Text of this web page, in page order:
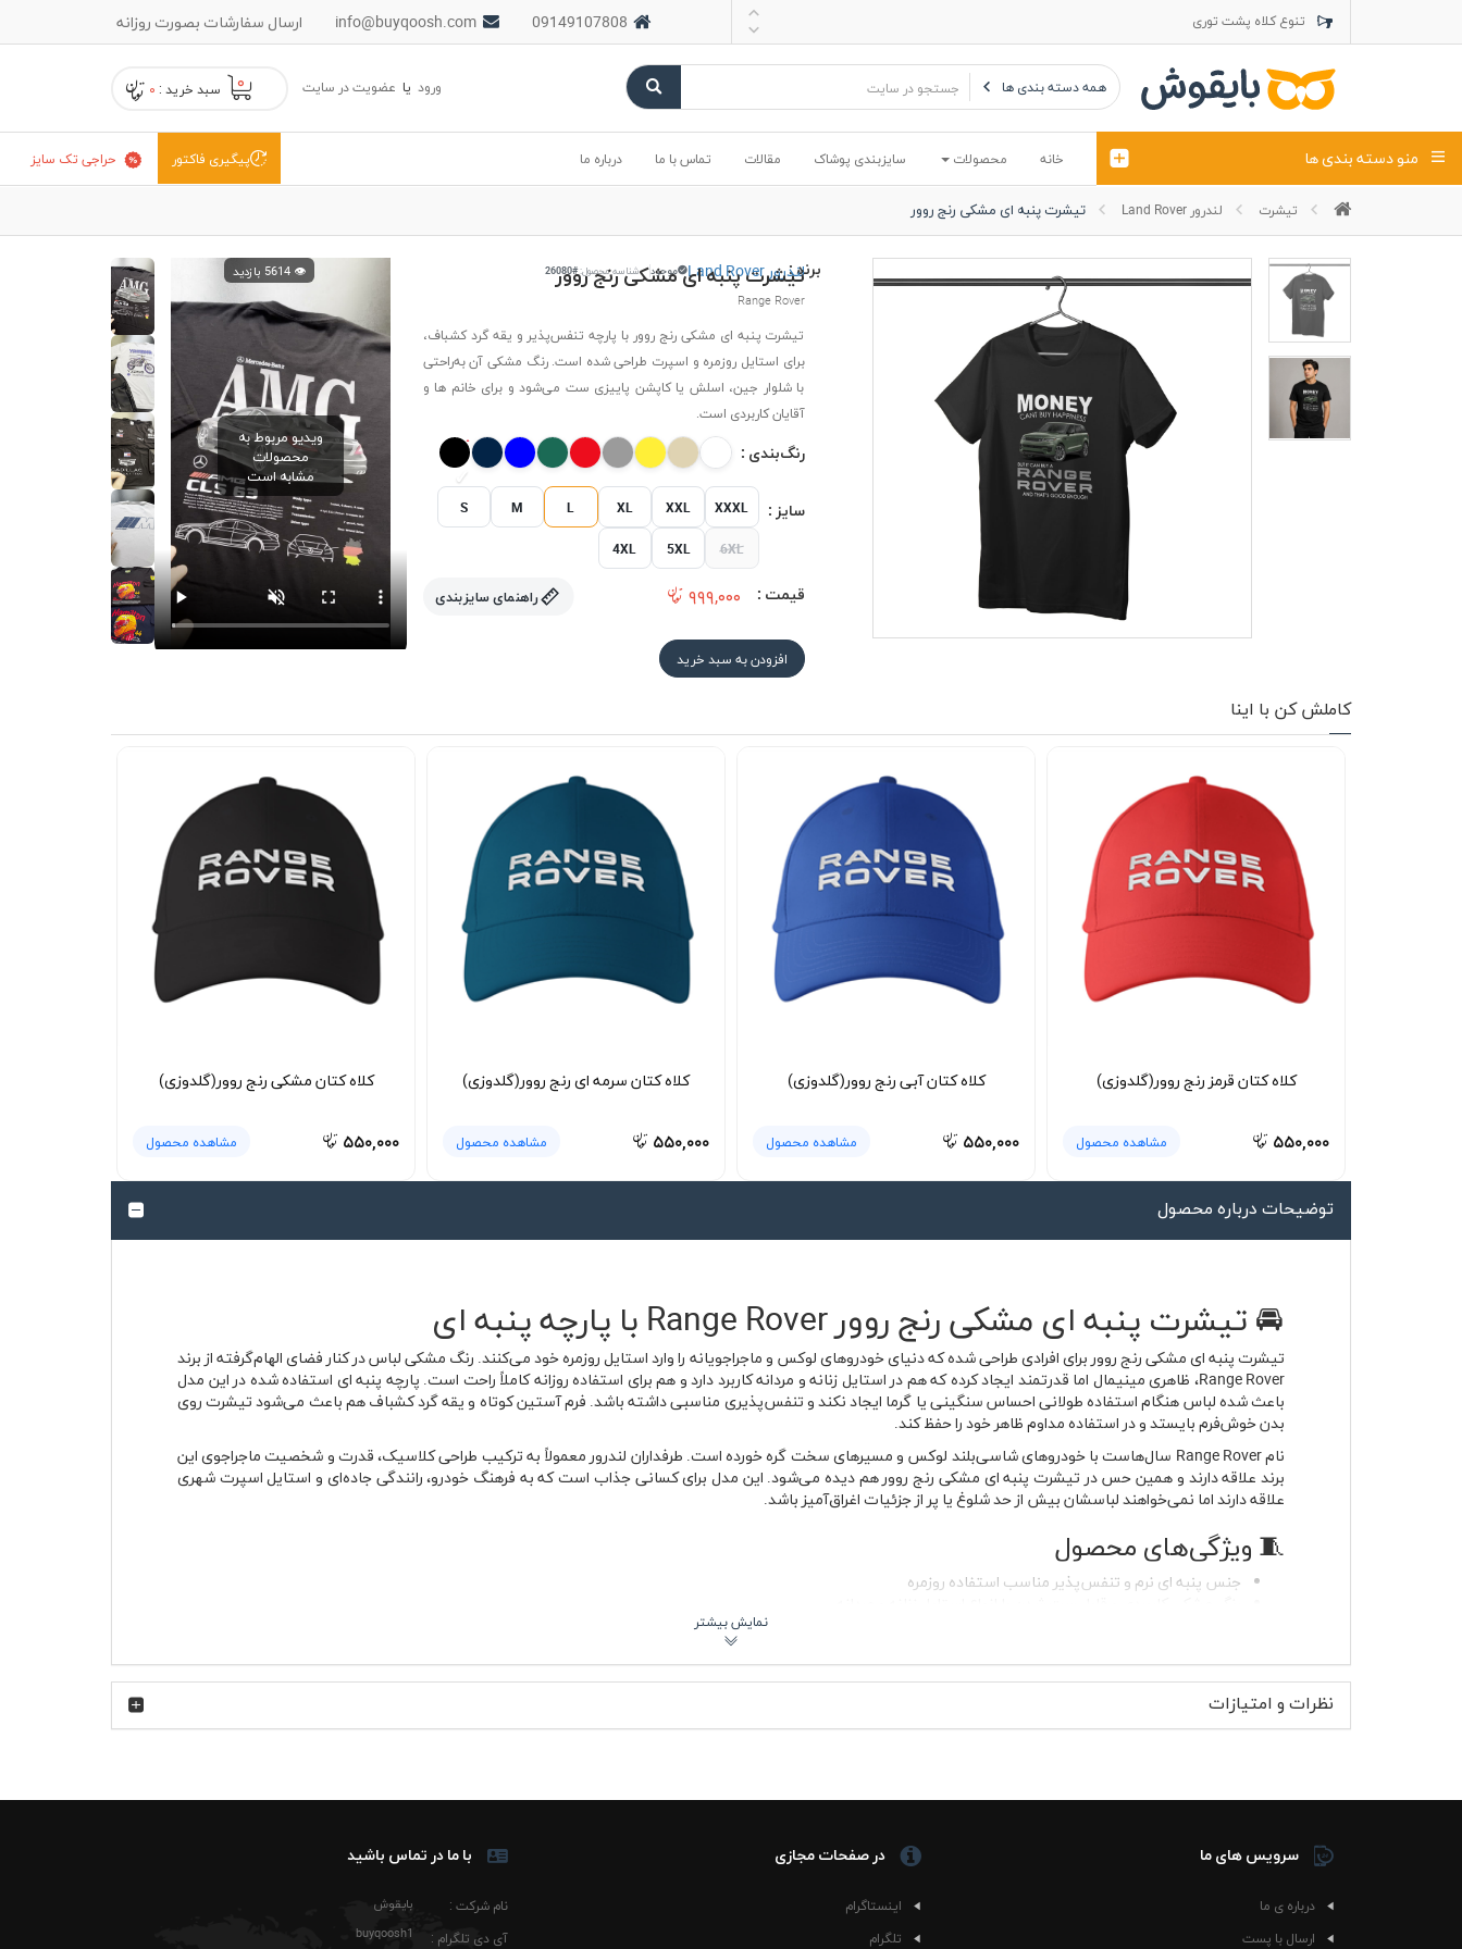
تنوع کلاه پشت توری
تنوع کلاه کتان
تنوع تراول ماک
ارسال سفارشات بصورت روزانه info@buyqoosh.com 09149107808
همه دسته بندی ها ۰ سبد خرید : ۰ ورود یا عضویت در سایت
حراجی تک سایز پیگیری فاکتور خانه محصولات سایزبندی پوشاک مقالات تماس با ما درباره ما منو دسته بندی ها
پولوشرت آستین بلند
تیشرت لندرور Land Rover تیشرت پنبه ای مشکی رنج روور
تیشرت پنبه ای مشکی رنج روور
Range Rover
برند :لندرور Land Rover موجود شناسه محصول:#26080
تیشرت پنبه ای مشکی رنج روور با پارچه تنفس‌پذیر و یقه گرد کشباف،
برای استایل روزمره و اسپرت طراحی شده است. رنگ مشکی آن به‌راحتی
با شلوار جین، اسلش یا کاپشن پاییزی ست می‌شود و برای خانم ها و
آقایان کاربردی است.
رنگ‌بندی :
سایز : S M L XL XXL XXXL
4XL 5XL 6XL
قیمت : ۹۹۹,۰۰۰ راهنمای سایزبندی
افزودن به سبد خرید
👁️ 5614 بازدید
ویدیو مربوط به
محصولات
مشابه است
کاملش کن با اینا
کلاه کتان قرمز رنج روور(گلدوزی)
۵۵۰,۰۰۰ مشاهده محصول
کلاه کتان آبی رنج روور(گلدوزی)
۵۵۰,۰۰۰ مشاهده محصول
کلاه کتان سرمه ای رنج روور(گلدوزی)
۵۵۰,۰۰۰ مشاهده محصول
کلاه کتان مشکی رنج روور(گلدوزی)
۵۵۰,۰۰۰ مشاهده محصول
توضیحات درباره محصول
🚘 تیشرت پنبه ای مشکی رنج روور Range Rover با پارچه پنبه ای
تیشرت پنبه ای مشکی رنج روور برای افرادی طراحی شده که دنیای خودروهای لوکس و ماجراجویانه را وارد استایل روزمره خود می‌کنند. رنگ مشکی لباس در کنار فضای الهام‌گرفته از برند
Range Rover، ظاهری مینیمال اما قدرتمند ایجاد کرده که هم در استایل زنانه و مردانه کاربرد دارد و هم برای استفاده روزانه کاملاً راحت است. پارچه پنبه ای استفاده شده در این مدل
باعث شده لباس هنگام استفاده طولانی احساس سنگینی یا گرما ایجاد نکند و تنفس‌پذیری مناسبی داشته باشد. فرم آستین کوتاه و یقه گرد کشباف هم باعث می‌شود تیشرت روی
بدن خوش‌فرم بایستد و در استفاده مداوم ظاهر خود را حفظ کند.
نام Range Rover سال‌هاست با خودروهای شاسی‌بلند لوکس و مسیرهای سخت گره خورده است. طرفداران لندرور معمولاً به ترکیب طراحی کلاسیک، قدرت و شخصیت ماجراجوی این
برند علاقه دارند و همین حس در تیشرت پنبه ای مشکی رنج روور هم دیده می‌شود. این مدل برای کسانی جذاب است که به فرهنگ خودرو، رانندگی جاده‌ای و استایل اسپرت شهری
علاقه دارند اما نمی‌خواهند لباسشان بیش از حد شلوغ یا پر از جزئیات اغراق‌آمیز باشد.
🧵 ویژگی‌های محصول
جنس پنبه ای نرم و تنفس‌پذیر مناسب استفاده روزمره
پارچه بدون پرز برای حفظ ظاهر لباس بعد از استفاده مداوم
دوخت مناسب برای استفاده روزانه و استایل اسپرت
بدون آب رفت در صورت شستشو با آب سرد
مناسب خانم ها و آقایان
🏁 موارد استفاده و استایل پیشنهادی
تیشرت پنبه ای مشکی رنج روور برای موقعیت‌های مختلفی قابل استفاده است؛ از دورهمی دوستانه و استفاده روزمره گرفته تا کافه، سفر یا رانندگی‌های طولانی. رنگ مشکی باعث
شده این مدل به‌راحتی وارد استایل نیمه‌رسمی هم بشود و بتوان آن را با کت جین یا کفش سفید ساده ترکیب کرد. اگر به فضای خودروهای انگلیسی و برند لندرور علاقه دارید، این
نظرات و امتیازات
سرویس های ما
درباره ی ما
ارسال با پست
در صفحات مجازی
اینستاگرام
تلگرام
با ما در تماس باشید
نام شرکت :
آی دی تلگرام :
بایقوش
buyqoosh1